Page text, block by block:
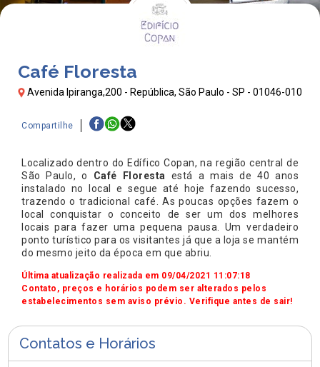
Café Floresta
Avenida Ipiranga,200 - República, São Paulo - SP - 01046-010
Compartilhe
Localizado dentro do Edífico Copan, na região central de
São Paulo, o Café Floresta está a mais de 40 anos
instalado no local e segue até hoje fazendo sucesso,
trazendo o tradicional café. As poucas opções fazem o
local conquistar o conceito de ser um dos melhores
locais para fazer uma pequena pausa. Um verdadeiro
ponto turístico para os visitantes já que a loja se mantém
do mesmo jeito da época em que abriu.
Última atualização realizada em 09/04/2021 11:07:18
Contato, preços e horários podem ser alterados pelos
estabelecimentos sem aviso prévio. Verifique antes de sair!
Contatos e Horários